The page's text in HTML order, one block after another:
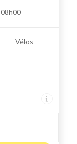
08h00
Vélos